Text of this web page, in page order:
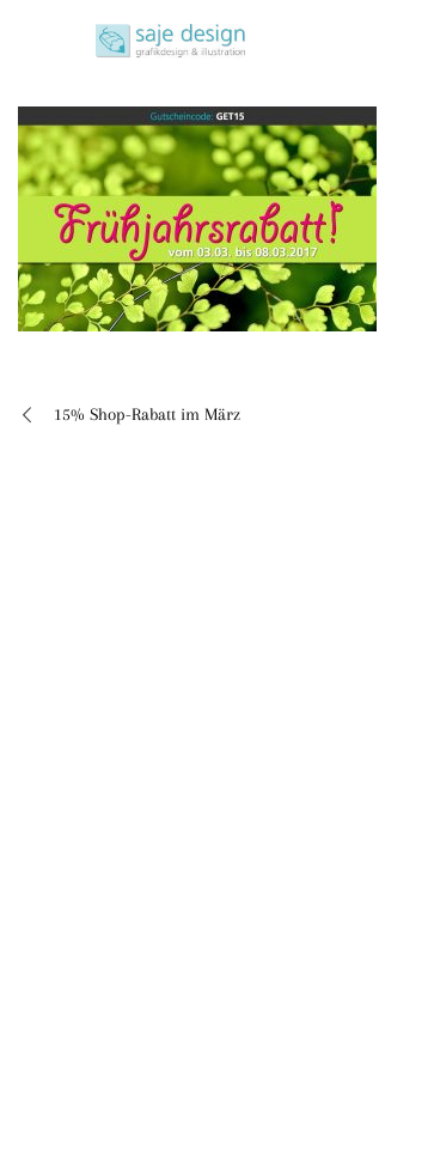
saje design bonn
grafikdesign | buchgestaltung | illustration
Beitragsnavigation
15% Shop-Rabatt im März